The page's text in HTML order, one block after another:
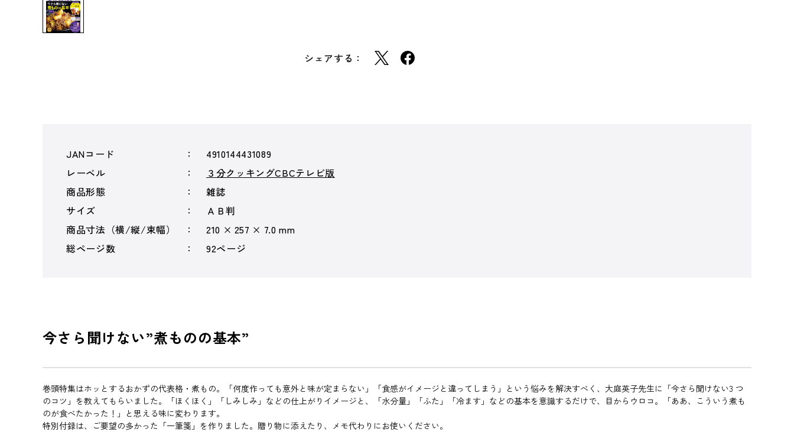
シェアする：
JANコード
4910144431089
レーベル
３分クッキングCBCテレビ版
商品形態
雑誌
サイズ
ＡＢ判
商品寸法（横/縦/束幅）
210 × 257 × 7.0 mm
総ページ数
92ページ
今さら聞けない”煮ものの基本”
巻頭特集はホッとするおかずの代表格・煮もの。「何度作っても意外と味が定まらない」「食感がイメージと違ってしまう」という悩みを解決すべく、大庭英子先生に「今さら聞けない3 つ
のコツ」を教えてもらいました。「ほくほく」「しみしみ」などの仕上がりイメージと、「水分量」「ふた」「冷ます」などの基本を意識するだけで、目からウロコ。「ああ、こういう煮も
のが食べたかった！」と思える味に変わります。
特別付録は、ご要望の多かった「一筆箋」を作りました。贈り物に添えたり、メモ代わりにお使いください。